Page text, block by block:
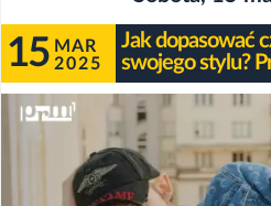
15 MAR
2025
Jak dopasować
swojego stylu?